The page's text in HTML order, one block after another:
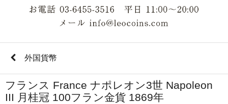
外国貨幣
フランス France ナポレオン3世 Napoleon
III 月桂冠 100フラン金貨 1869年